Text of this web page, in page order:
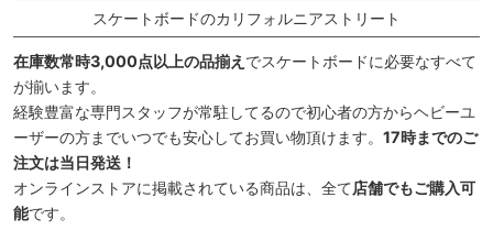
スケートボードのカリフォルニアストリート
在庫数常時3,000点以上の品揃え でスケートボードに必要なすべて
が揃います。
経験豊富な専門スタッフが常駐してるので初心者の方からヘビーユ
ーザーの方までいつでも安心してお買い物頂けます。 17時までのご
注文は当日発送！
オンラインストアに掲載されている商品は、全て店舗でもご購入可
能です。